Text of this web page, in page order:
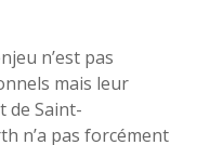
n’est pas
mais leur
de Saint-
n’a pas forcément